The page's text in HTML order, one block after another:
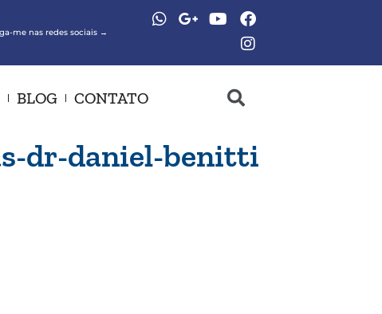
me nas redes sociais →
BLOG CONTATO
dr-daniel-benitti